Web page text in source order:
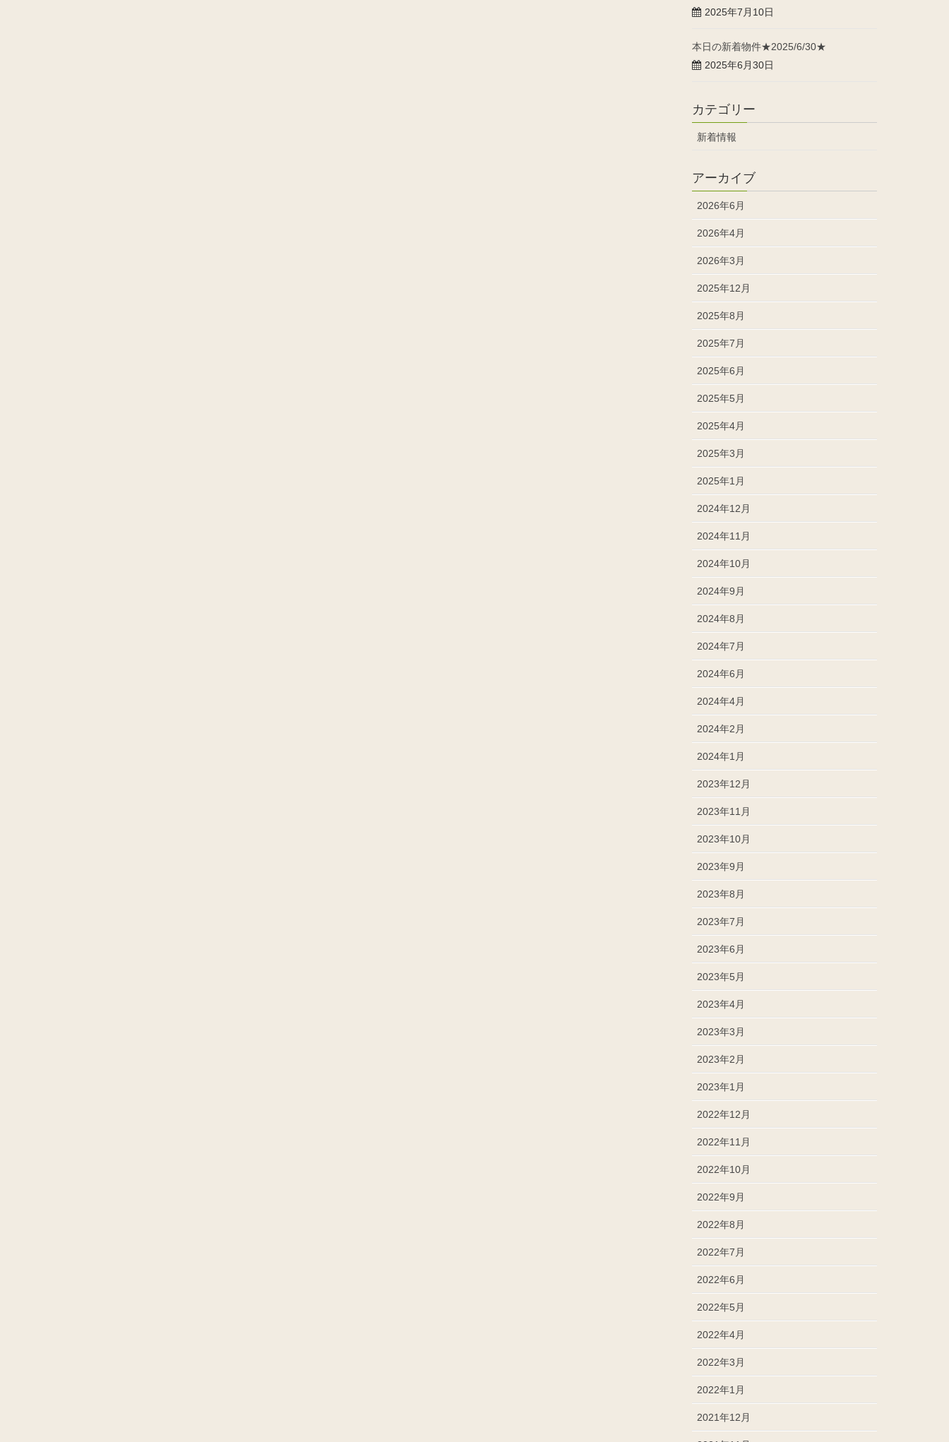
2025年7月10日
本日の新着物件★2025/6/30★
2025年6月30日
カテゴリー
新着情報
アーカイブ
2026年6月
2026年4月
2026年3月
2025年12月
2025年8月
2025年7月
2025年6月
2025年5月
2025年4月
2025年3月
2025年1月
2024年12月
2024年11月
2024年10月
2024年9月
2024年8月
2024年7月
2024年6月
2024年4月
2024年2月
2024年1月
2023年12月
2023年11月
2023年10月
2023年9月
2023年8月
2023年7月
2023年6月
2023年5月
2023年4月
2023年3月
2023年2月
2023年1月
2022年12月
2022年11月
2022年10月
2022年9月
2022年8月
2022年7月
2022年6月
2022年5月
2022年4月
2022年3月
2022年1月
2021年12月